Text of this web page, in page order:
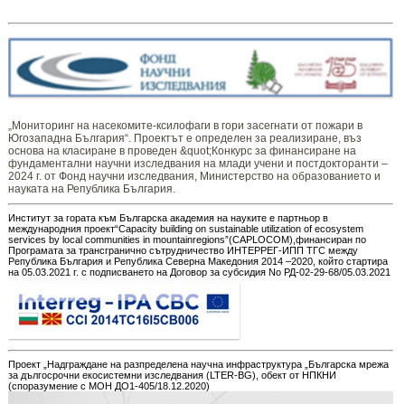
„Мониторинг ​​​на ​​насекомите-ксилофаги в гори засегнати от пожари в
Югозападна България“. Проектът е определен за реализиране, въз
основа на класиране в проведен &quot;Конкурс за финансиране на
фундаментални научни изследвания на млади учени и постдокторанти –
2024 г. от Фонд научни изследвания, Министерство на образованието и
науката на Република България.
Институт за гората към Българска академия на науките е партньор в
международния проект“Capacity building on sustainable utilization of ecosystem
services by local communities in mountainregions”(CAPLOCOM),финансиран по
Програмата за трансгранично сътрудничество ИНТЕРРЕГ-ИПП ТГС между
Република България и Република Северна Македония 2014 –2020, който стартира
на 05.03.2021 г. с подписването на Договор за субсидия No РД-02-29-68/05.03.2021
Проект „Надграждане на разпределена научна инфраструктура „Българска мрежа
за дългосрочни екосистемни изследвания (LTER-BG), обект от НПКНИ
(споразумение с МОН ДО1-405/18.12.2020)